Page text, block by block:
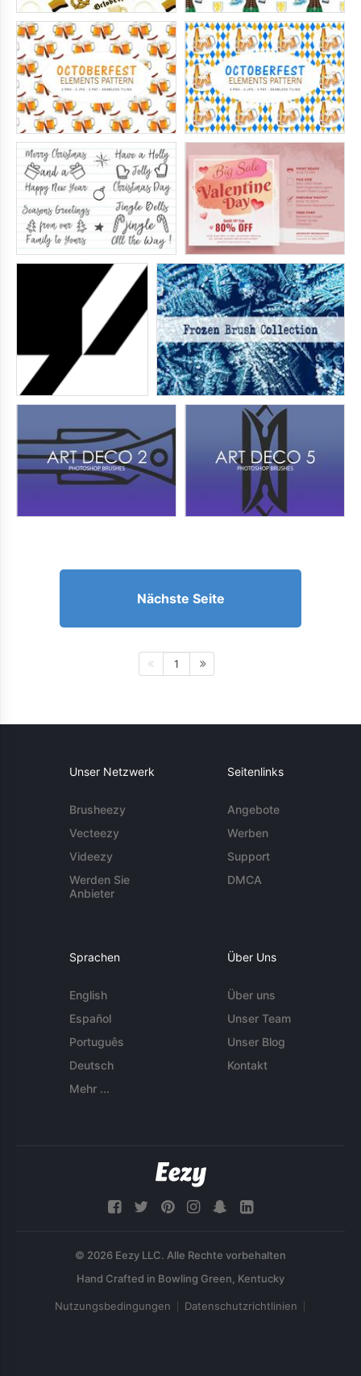
Nächste Seite
1
Unser Netzwerk
Brusheezy
Vecteezy
Videezy
Werden Sie
Anbieter
Seitenlinks
Angebote
Werben
Support
DMCA
Sprachen
English
Español
Português
Deutsch
Mehr ...
Über Uns
Über uns
Unser Team
Unser Blog
Kontakt
© 2026 Eezy LLC. Alle Rechte vorbehalten
Nutzungsbedingungen Datenschutzrichtlinien